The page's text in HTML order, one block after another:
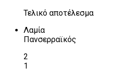
Τελικό αποτέλεσμα
Λαμία
Πανσερραϊκός
2
1